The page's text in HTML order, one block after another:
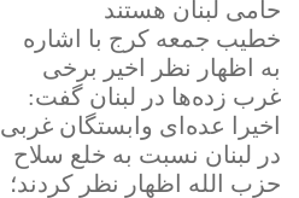
حامی لبنان هستند
خطیب جمعه کرج با اشاره
به اظهار نظر اخیر برخی
غرب زده‌ها در لبنان گفت:
اخیرا عده‌ای وابستگان غربی
در لبنان نسبت به خلع سلاح
حزب الله اظهار نظر کردند؛